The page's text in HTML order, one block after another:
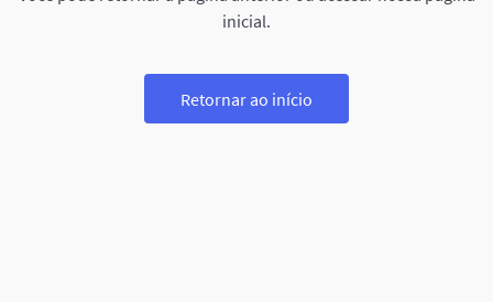
inicial.
Retornar ao início